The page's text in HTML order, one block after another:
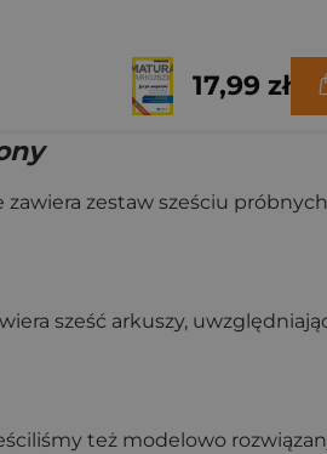
17,99 zł
zestaw sześciu
sześć arkuszy,
też modelowo